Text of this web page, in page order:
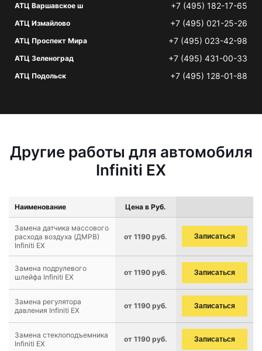
АТЦ Варшавское ш +7 (495) 182-17-65
АТЦ Измайлово +7 (495) 021-25-26
АТЦ Проспект Мира +7 (495) 023-42-98
АТЦ Зеленоград +7 (495) 431-00-33
АТЦ Подольск +7 (495) 128-01-88
Другие работы для автомобиля
Infiniti EX
Наименование Цена в Руб.
Замена датчика массового
расхода воздуха (ДМРВ)
Infiniti EX
от 1190 руб. Записаться
Замена подрулевого
шлейфа Infiniti EX
от 1190 руб. Записаться
Замена регулятора
давления Infiniti EX
от 1190 руб. Записаться
Замена стеклоподъемника
Infiniti EX
от 1190 руб. Записаться